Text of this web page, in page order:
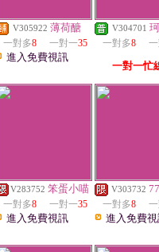
V305922 薄荷醣
一對多8 一對一35
進入免費視訊
V304701
一對多8
一對一忙
V283752 笨蛋小喵
一對多8 一對一35
進入免費視訊
V303732
一對多8
進入免費